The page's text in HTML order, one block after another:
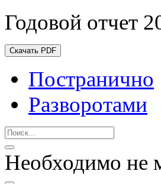
Годовой отчет
Скачать PDF
Постранично
Разворотами
Необходимо не